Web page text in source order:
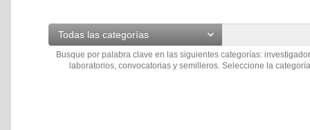
Todas las categorías
Busque por palabra clave en las siguientes categorías:
laboratorios, convocatorias y semilleros. Seleccione la